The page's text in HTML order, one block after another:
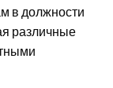
в должности
различные